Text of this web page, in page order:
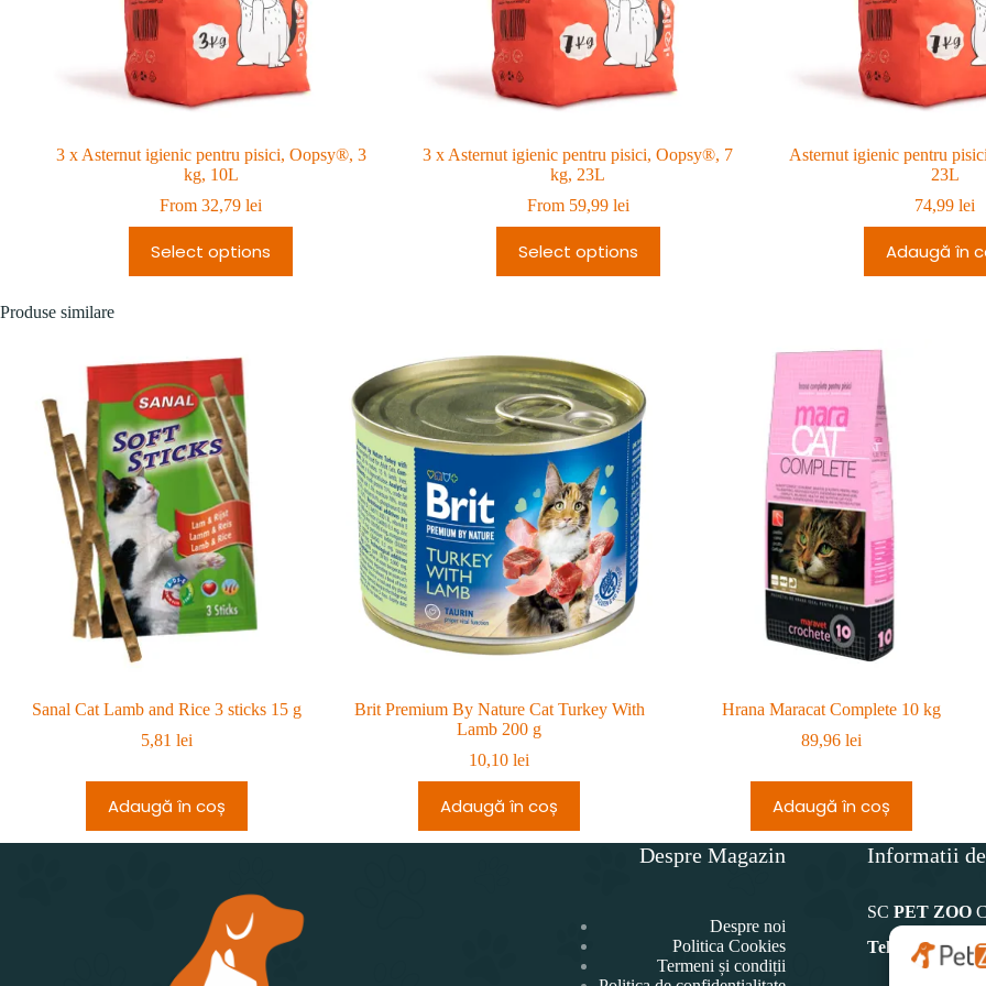
3 x Asternut igienic pentru pisici, Oopsy®, 3
kg, 10L
From 32,79lei
Select options
3 x Asternut igienic pentru pisici, Oopsy®, 7
kg, 23L
From 59,99 lei
Select options
Asternut igienic pentru
23L
74,99lei
Adaugă în
Produse similare
Sanal Cat Lamb and Rice 3 sticks 15 g
5,81 lei
Adaugă în coș
Brit Premium By Nature Cat Turkey With
Lamb 200 g
10,10lei
Adaugă în coș
Hrana Maracat Complete 10 kg
89,96lei
Adaugă în coș
Despre Magazin
Despre noi
Politica Cookies
Termeni și condiții
Informatii
SC PET ZOO
Telefon: